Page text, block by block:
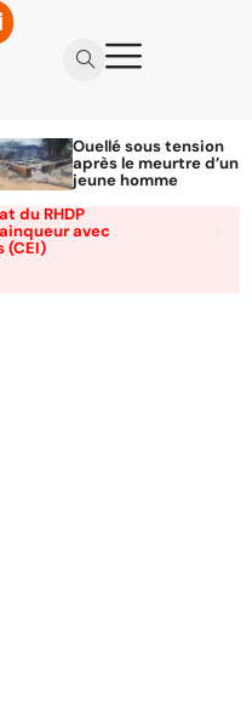
Ouellé sous tension
après le meurtre d’un
jeune homme
du RHDP
avec
(CEI)